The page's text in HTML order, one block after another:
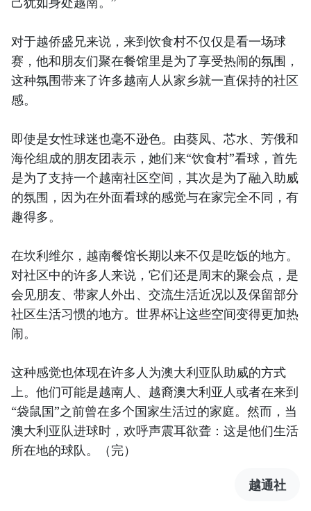
对于越侨盛兄来说，来到饮食村不仅仅是看一场球
赛，他和朋友们聚在餐馆里是为了享受热闹的氛围，
这种氛围带来了许多越南人从家乡就一直保持的社区
感。
即使是女性球迷也毫不逊色。由葵凤、芯水、芳俄和
海伦组成的朋友团表示，她们来“饮食村”看球，首先
是为了支持一个越南社区空间，其次是为了融入助威
的氛围，因为在外面看球的感觉与在家完全不同，有
趣得多。
在坎利维尔，越南餐馆长期以来不仅是吃饭的地方。
对社区中的许多人来说，它们还是周末的聚会点，是
会见朋友、带家人外出、交流生活近况以及保留部分
社区生活习惯的地方。世界杯让这些空间变得更加热
闹。
这种感觉也体现在许多人为澳大利亚队助威的方式
上。他们可能是越南人、越裔澳大利亚人或者在来到
“袋鼠国”之前曾在多个国家生活过的家庭。然而，当
澳大利亚队进球时，欢呼声震耳欲聋：这是他们生活
所在地的球队。（完）
越通社